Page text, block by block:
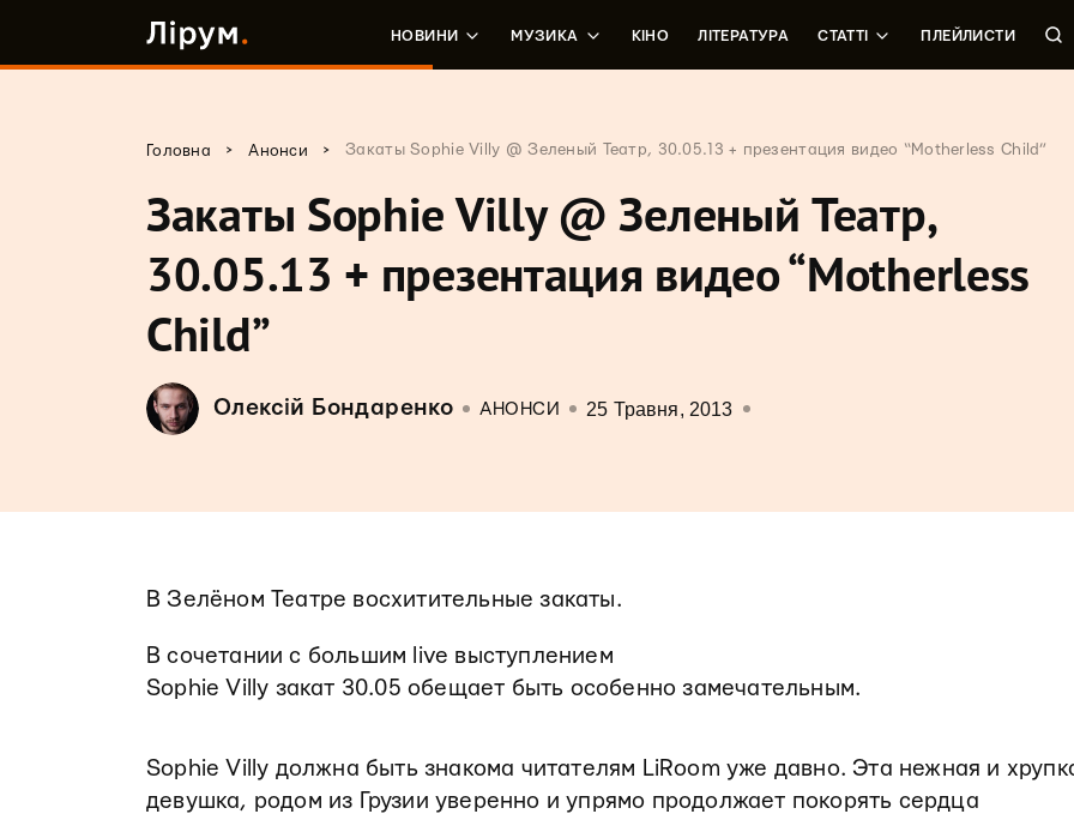
НОВИНИ МУЗИКА КІНО ЛІТЕРАТУРА СТАТТІ ПЛЕЙЛИСТИ
Головна > Анонси > Закаты Sophie Villy @ Зеленый Театр, 30.05.13 + презентация видео “Motherless Child”
Закаты Sophie Villy @ Зеленый Театр,
30.05.13 + презентация видео “Motherless
Child”
Олексій Бондаренко АНОНСИ 25 Травня, 2013
В Зелёном Театре восхитительные закаты.
В сочетании с большим live выступлением
Sophie Villy закат 30.05 обещает быть особенно замечательным.
Sophie Villy должна быть знакома читателям LiRoom уже давно. Эта нежная и
девушка, родом из Грузии уверенно и упрямо продолжает покорять сердца